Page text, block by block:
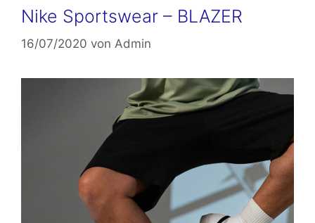
Nike Sportswear – BLAZER
16/07/2020 von Admin